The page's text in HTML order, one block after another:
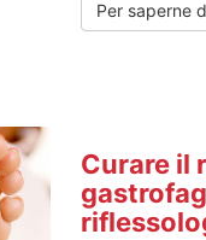
Per saperne
Curare il